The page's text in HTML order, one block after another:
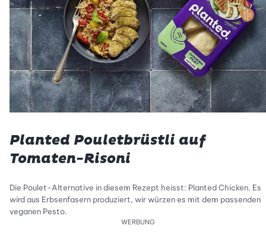
Planted Pouletbrüstli auf
Tomaten-Risoni
Die Poulet-Alternative in diesem Rezept heisst: Planted Chicken. Es
wird aus Erbsenfasern produziert, wir würzen es mit dem passenden
veganen Pesto.
WERBUNG